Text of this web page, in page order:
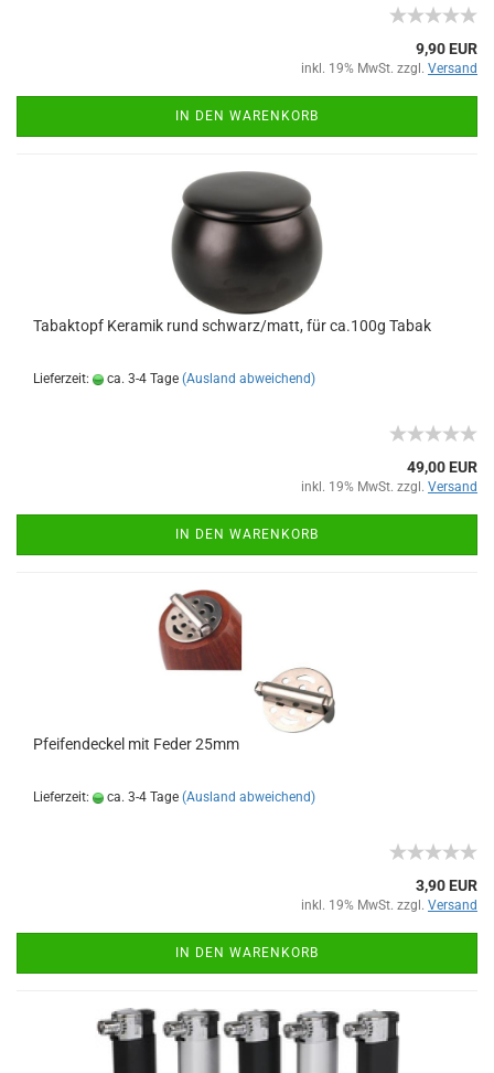
9,90 EUR
inkl. 19% MwSt. zzgl. Versand
IN DEN WARENKORB
Tabaktopf Keramik rund schwarz/matt, für ca.100g Tabak
Lieferzeit: ca. 3-4 Tage (Ausland abweichend)
49,00 EUR
inkl. 19% MwSt. zzgl. Versand
IN DEN WARENKORB
Pfeifendeckel mit Feder 25mm
Lieferzeit: ca. 3-4 Tage (Ausland abweichend)
3,90 EUR
inkl. 19% MwSt. zzgl. Versand
IN DEN WARENKORB